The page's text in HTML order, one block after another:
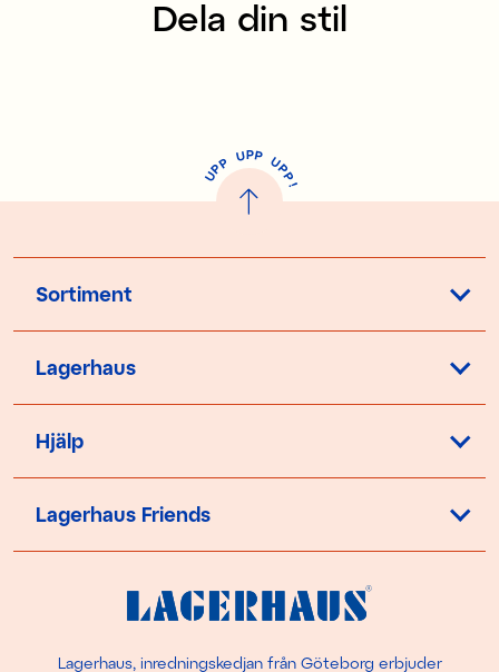
Dela din stil
U
P
P UPP UP
P
!
Sortiment
Lagerhaus
Hjälp
Lagerhaus Friends
Lagerhaus, inredningskedjan från Göteborg erbjuder